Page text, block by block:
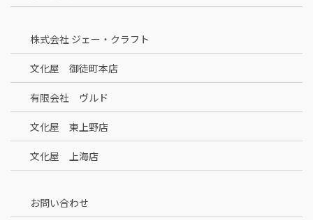
株式会社 ジェー・クラフト
文化屋 御徒町本店
有限会社 ヴルド
文化屋 東上野店
文化屋 上海店
お問い合わせ